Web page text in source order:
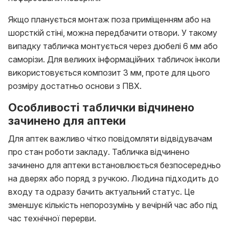
Якщо планується монтаж поза приміщенням або на
шорсткій стіні, можна передбачити отвори. У такому
випадку табличка монтується через дюбелі 6 мм або
саморізи. Для великих інформаційних табличок інколи
використовується композит 3 мм, проте для цього
розміру достатньо основи з ПВХ.
Особливості таблички відчинено
зачинено для аптеки
Для аптек важливо чітко повідомляти відвідувачам
про стан роботи закладу. Табличка відчинено
зачинено для аптеки встановлюється безпосередньо
на дверях або поряд з ручкою. Людина підходить до
входу та одразу бачить актуальний статус. Це
зменшує кількість непорозумінь у вечірній час або під
час технічної перерви.